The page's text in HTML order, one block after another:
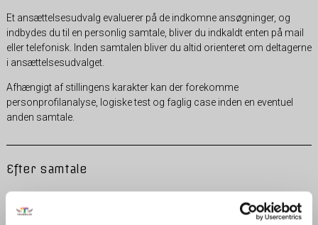
Et ansættelsesudvalg evaluerer på de indkomne ansøgninger, og
indbydes du til en personlig samtale, bliver du indkaldt enten på mail
eller telefonisk. Inden samtalen bliver du altid orienteret om deltagerne
i ansættelsesudvalget.
Afhængigt af stillingens karakter kan der forekomme
personprofilanalyse, logiske test og faglig case inden en eventuel
anden samtale.
Efter samtale
Efter samtalen evaluerer ansættelsesudvalget ansøgerne på